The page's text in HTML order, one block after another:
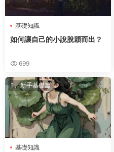
基礎知識
如何讓自己的小說脫穎而出？
699
1、新手基礎篇
基礎知識